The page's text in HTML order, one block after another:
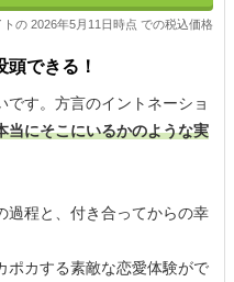
の 2026年5月11日時点 での税込価格
できる！
す。方言のイントネーショ
当にそこにいるかのような実
過程と、付き合ってからの幸
ポカする素敵な恋愛体験がで